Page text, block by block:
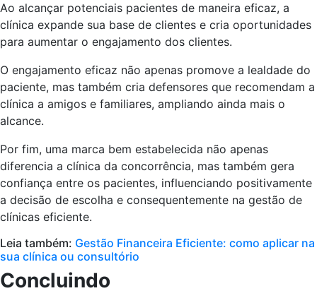
Ao alcançar potenciais pacientes de maneira eficaz, a
clínica expande sua base de clientes e cria oportunidades
para aumentar o engajamento dos clientes.
O engajamento eficaz não apenas promove a lealdade do
paciente, mas também cria defensores que recomendam a
clínica a amigos e familiares, ampliando ainda mais o
alcance.
Por fim, uma marca bem estabelecida não apenas
diferencia a clínica da concorrência, mas também gera
confiança entre os pacientes, influenciando positivamente
a decisão de escolha e consequentemente na gestão de
clínicas eficiente.
Leia também: Gestão Financeira Eficiente: como aplicar na
sua clínica ou consultório
Concluindo